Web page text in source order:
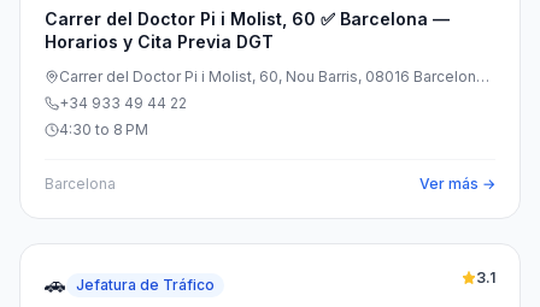
Carrer del Doctor Pi i Molist, 60 ✅ Barcelona —
Horarios y Cita Previa DGT
Carrer del Doctor Pi i Molist, 60, Nou Barris, 08016 Barcelona,
España
+34 933 49 44 22
4:30 to 8 PM
Barcelona Ver más →
🚗 Jefatura de Tráfico 3.1